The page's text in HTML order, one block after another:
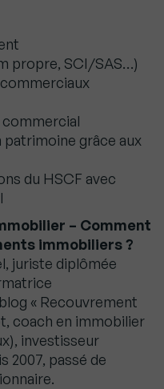
propre, SCI/SAS…)
commercial
grâce aux
du HSCF avec
– Comment
immobiliers ?
juriste diplômée
« Recouvrement
coach en immobilier
investisseur
2007, passé de